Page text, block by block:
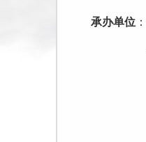
承办单位 ：